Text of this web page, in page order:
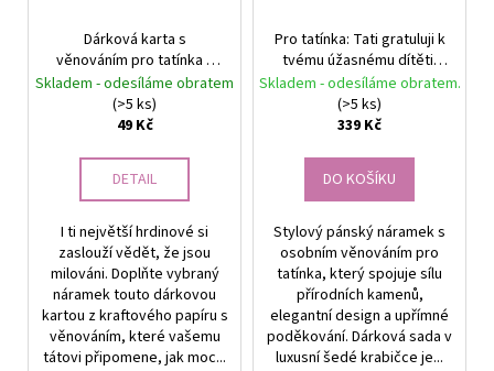
Dárková karta s
věnováním pro tatínka –
Osobní vzkaz | Srdcem
darované
Skladem - odesíláme obratem
(>5 ks)
49 Kč
DETAIL
I ti největší hrdinové si
zaslouží vědět, že jsou
milováni. Doplňte vybraný
náramek touto dárkovou
kartou z kraftového papíru s
věnováním, které vašemu
tátovi připomene, jak moc...
Pro tatínka: Tati gratuluji k
tvému úžasnému dítěti.
Pánský náramek Triple
Power – Obsidian & Tiger
Eye Náramek v šedé
kartička, stříbrná mašle.
Skladem - odesíláme obratem.
(>5 ks)
339 Kč
DO KOŠÍKU
Stylový pánský náramek s
osobním věnováním pro
tatínka, který spojuje sílu
přírodních kamenů,
elegantní design a upřímné
poděkování. Dárková sada v
luxusní šedé krabičce je...